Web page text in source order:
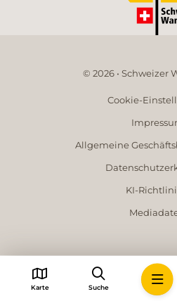
© 2026 • Schweizer
Cookie-
Allgemeine
KI-
Karte Suche